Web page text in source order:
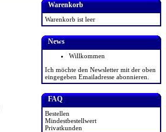
Warenkorb
Warenkorb ist leer
News
Willkommen
Ich möchte den Newsletter mit der oben
eingegeben Emailadresse abonnieren.
FAQ
Bestellen
Mindestbestellwert
Privatkunden